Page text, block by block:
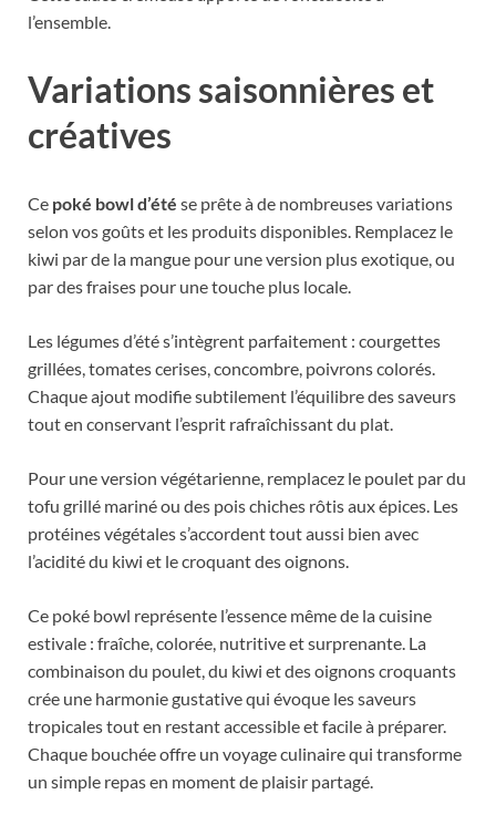
l’ensemble.
Variations saisonnières et
créatives
Ce poké bowl d’été se prête à de nombreuses variations
selon vos goûts et les produits disponibles. Remplacez le
kiwi par de la mangue pour une version plus exotique, ou
par des fraises pour une touche plus locale.
Les légumes d’été s’intègrent parfaitement : courgettes
grillées, tomates cerises, concombre, poivrons colorés.
Chaque ajout modifie subtilement l’équilibre des saveurs
tout en conservant l’esprit rafraîchissant du plat.
Pour une version végétarienne, remplacez le poulet par du
tofu grillé mariné ou des pois chiches rôtis aux épices. Les
protéines végétales s’accordent tout aussi bien avec
l’acidité du kiwi et le croquant des oignons.
Ce poké bowl représente l’essence même de la cuisine
estivale : fraîche, colorée, nutritive et surprenante. La
combinaison du poulet, du kiwi et des oignons croquants
crée une harmonie gustative qui évoque les saveurs
tropicales tout en restant accessible et facile à préparer.
Chaque bouchée offre un voyage culinaire qui transforme
un simple repas en moment de plaisir partagé.